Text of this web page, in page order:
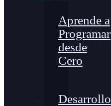
Aprende a
Programar
desde
Cero
Desarrollo